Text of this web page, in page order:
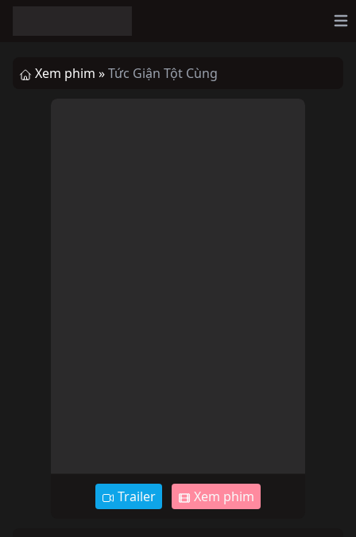
Xem phim »Tức Giận Tột Cùng
Trailer Xem phim